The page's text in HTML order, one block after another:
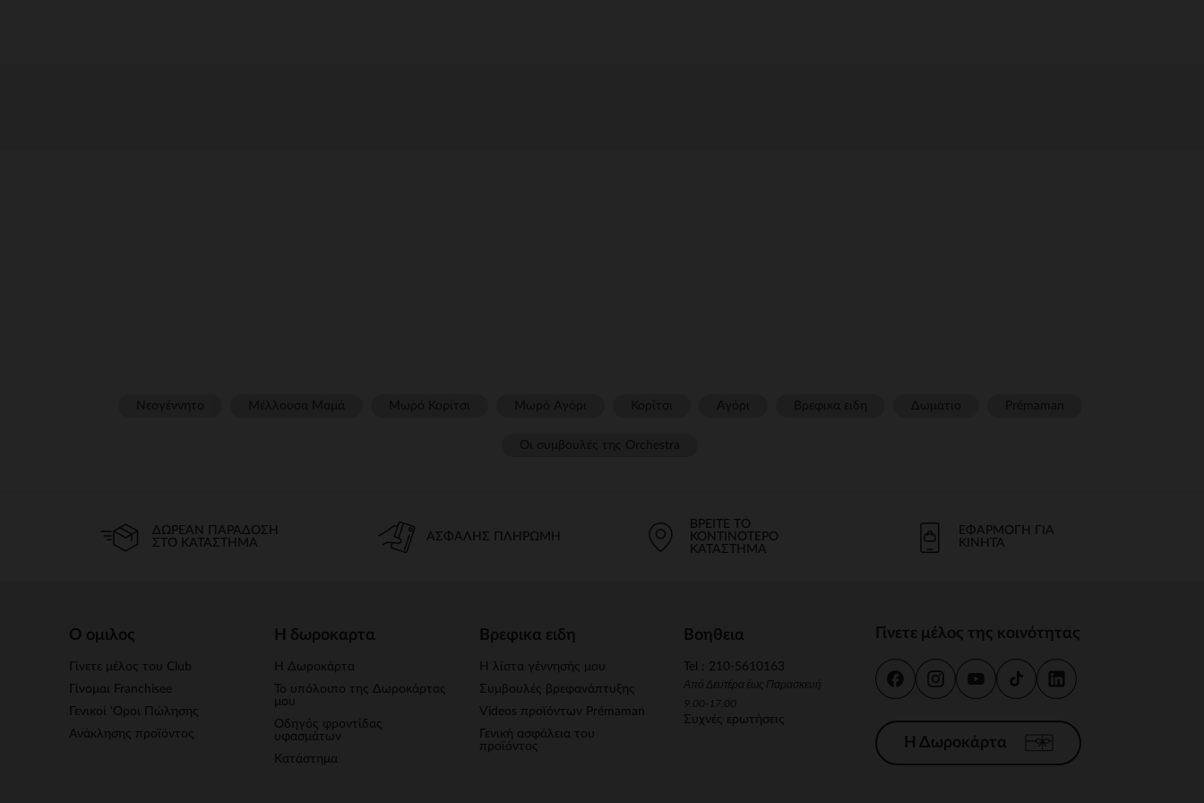
ΔΩΡΕΆΝ ΠΑΡΆΔΟΣΗ
ΣΤΟ ΚΑΤΆΣΤΗΜΑ
ΑΣΦΑΛΉΣ ΠΛΗΡΩΜΉ
ΒΡΕΊΤΕ ΤΟ
ΚΟΝΤΙΝΌΤΕΡΟ
ΚΑΤΆΣΤΗΜΑ
ΕΦΑΡΜΟΓΉ ΓΙΑ
ΚΙΝΗΤΆ
Ο ομιλος
Γίνετε μέλος του Club
Γίνομαι Franchisee
Γενικοί 'Οροι Πώλησης
Ανάκλησης προϊόντος
Η δωροκαρτα
Η Δωροκάρτα
Το υπόλοιπο της Δωροκάρτας
μου
Οδηγός φροντίδας
υφασμάτων
Κατάστημα
Βρεφικα ειδη
Η λίστα γέννησής μου
Συμβουλές βρεφανάπτυξης
Videos προϊόντων Prémaman
Γενική ασφάλεια του
προϊόντος
Βοηθεια
Tel : 210-5610163
Από Δευτέρα έως Παρασκευή
9.00-17.00
Συχνές ερωτήσεις
Γίνετε μέλος της κοινότητας
Η Δωροκάρτα